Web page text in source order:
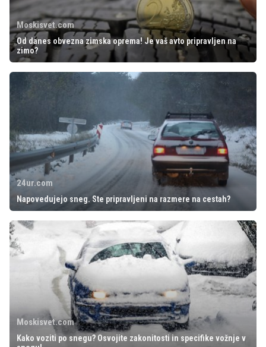
Moskisvet.com
Od danes obvezna zimska oprema! Je vaš avto pripravljen na
zimo?
24ur.com
Napovedujejo sneg. Ste pripravljeni na razmere na cestah?
Moskisvet.com
Kako voziti po snegu? Osvojite zakonitosti in specifike vožnje v